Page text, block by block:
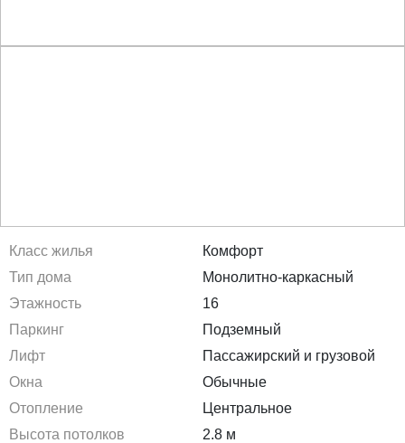
Класс жилья
Комфорт
Тип дома
Монолитно-каркасный
Этажность
16
Паркинг
Подземный
Лифт
Пассажирский и грузовой
Окна
Обычные
Отопление
Центральное
Высота потолков
2.8 м